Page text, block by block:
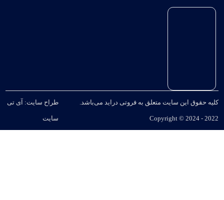
کلیه حقوق این سایت متعلق به فروتی دراید می‌باشد.
Copyright © 2024 - 2022
طراح سایت: آی تی
سایت